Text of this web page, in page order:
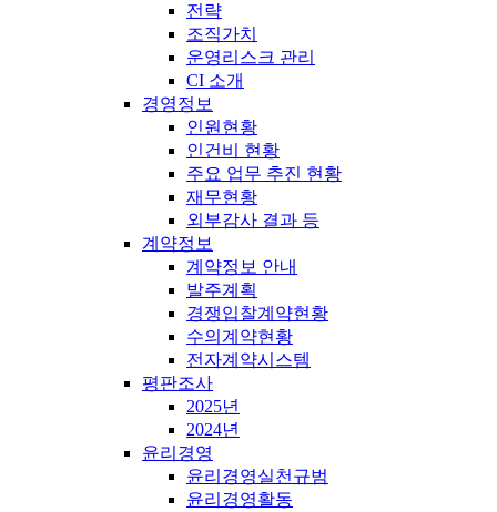
전략
조직가치
운영리스크 관리
CI 소개
경영정보
인원현황
인건비 현황
주요 업무 추진 현황
재무현황
외부감사 결과 등
계약정보
계약정보 안내
발주계획
경쟁입찰계약현황
수의계약현황
전자계약시스템
평판조사
2025년
2024년
윤리경영
윤리경영실천규범
윤리경영활동